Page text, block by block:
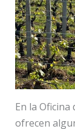
En la
ofrecen